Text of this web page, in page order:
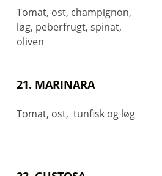
Tomat, ost, champignon,
løg, peberfrugt, spinat,
oliven
21. MARINARA
Tomat, ost, tunfisk og løg